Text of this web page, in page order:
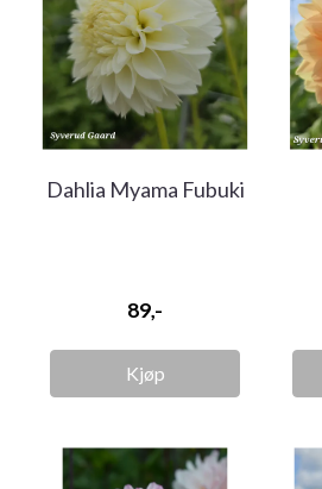
Dahlia Myama Fubuki
89,-
Kjøp